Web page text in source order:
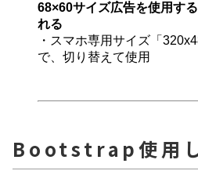
68×60サイズ広告を使用す
れる
・スマホ専用サイズ「
で、切り替えて使用
Bootstrap使用